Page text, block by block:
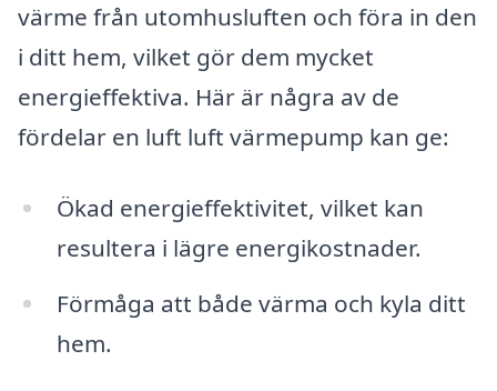
värme från utomhusluften och föra in den
i ditt hem, vilket gör dem mycket
energieffektiva. Här är några av de
fördelar en luft luft värmepump kan ge:
Ökad energieffektivitet, vilket kan
resultera i lägre energikostnader.
Förmåga att både värma och kyla ditt
hem.